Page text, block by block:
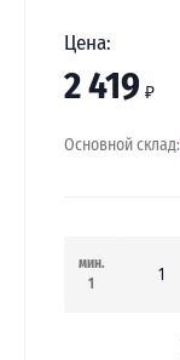
Цена:
2 419 ₽
Основной склад:
мин.
1